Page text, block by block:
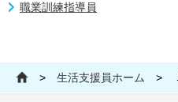
職業訓練指導員
> 生活支援員ホーム >